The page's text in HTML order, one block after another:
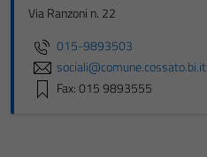
Via Ranzoni n. 22
015-9893503
sociali@comune.cossato.bi.it
Fax: 015 9893555